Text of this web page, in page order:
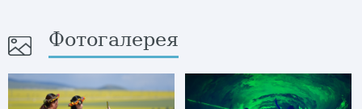
Фотогалерея